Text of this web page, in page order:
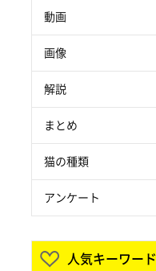
動画
画像
解説
まとめ
猫の種類
アンケート
人気キーワード